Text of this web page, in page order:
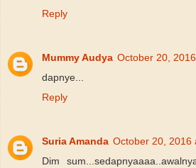
Reply
Mummy Audya October 20,
dapnye...
Reply
Suria Amanda October 20, 2016
Dim